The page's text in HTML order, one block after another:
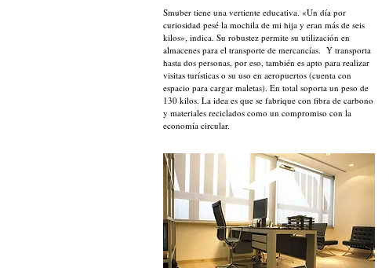
Smuber tiene una vertiente educativa. «Un día por
curiosidad pesé la mochila de mi hija y eran más de seis
kilos», indica. Su robustez permite su utilización en
almacenes para el transporte de mercancías. Y transporta
hasta dos personas, por eso, también es apto para realizar
visitas turísticas o su uso en aeropuertos (cuenta con
espacio para cargar maletas). En total soporta un peso de
130 kilos. La idea es que se fabrique con fibra de carbono
y materiales reciclados como un compromiso con la
economía circular.